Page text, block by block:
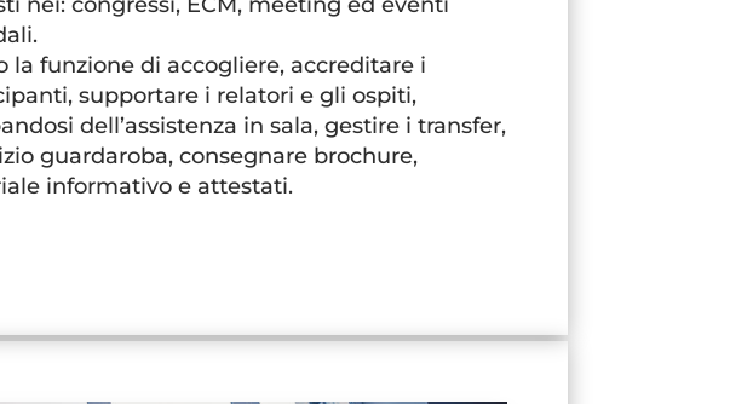
la funzione di accogliere, accreditare i
supportare i relatori e gli ospiti,
dell’assistenza in sala, gestire i transfer,
guardaroba, consegnare brochure,
informativo e attestati.